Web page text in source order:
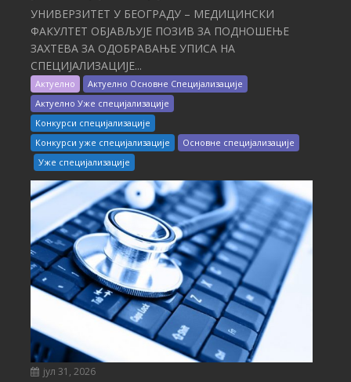
УНИВЕРЗИТЕТ У БЕОГРАДУ – МЕДИЦИНСКИ
ФАКУЛТЕТ ОБЈАВЉУЈЕ ПОЗИВ ЗА ПОДНОШЕЊЕ
ЗАХТЕВА ЗА ОДОБРАВАЊЕ УПИСА НА
СПЕЦИЈАЛИЗАЦИЈЕ...
Актуелно
Актуелно Основне Специјализације
Актуелно Уже специјализације
Конкурси специјализације
Конкурси уже специјализације
Основне специјализације
Уже специјализације
јул 31, 2026